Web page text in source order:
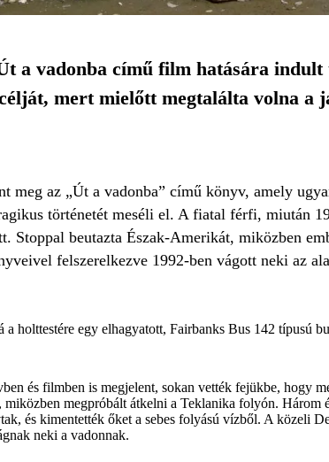
a vadonba című film hatására indult
mert mielőtt megtalálta volna a
meg az „Út a vadonba” című könyv, amely
történetét meséli el. A fiatal férfi, miután
Stoppal beutazta Észak-Amerikát, miközben
felszerelkezve 1992-ben vágott neki az
holttestére egy elhagyatott, Fairbanks Bus 142 típusú
és filmben is megjelent, sokan vették fejükbe, hogy
megpróbált átkelni a Teklanika folyón. Három
és kimentették őket a sebes folyású vízből. A közeli
neki a vadonnak.